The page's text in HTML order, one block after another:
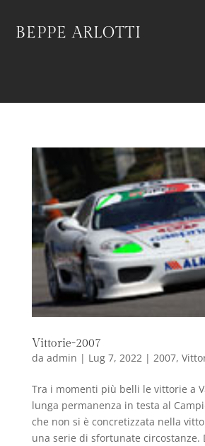
BEPPE ARLOTTI
Vittorie-2007
da admin | Lug 7, 2022| 2007,
Tra i momenti più belli le vittorie a
lunga permanenza in testa al
che non si è concretizzata nella
una serie di sfortunate circostanze.